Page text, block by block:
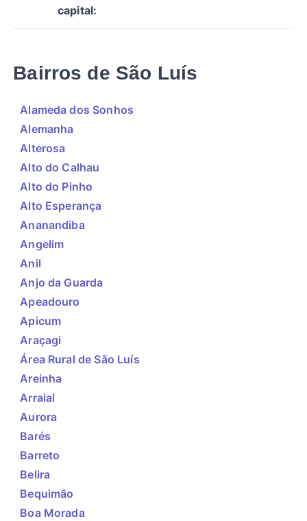
capital:
Bairros de São Luís
Alameda dos Sonhos
Alemanha
Alterosa
Alto do Calhau
Alto do Pinho
Alto Esperança
Ananandiba
Angelim
Anil
Anjo da Guarda
Apeadouro
Apicum
Araçagi
Área Rural de São Luís
Areinha
Arraial
Aurora
Barés
Barreto
Belira
Bequimão
Boa Morada